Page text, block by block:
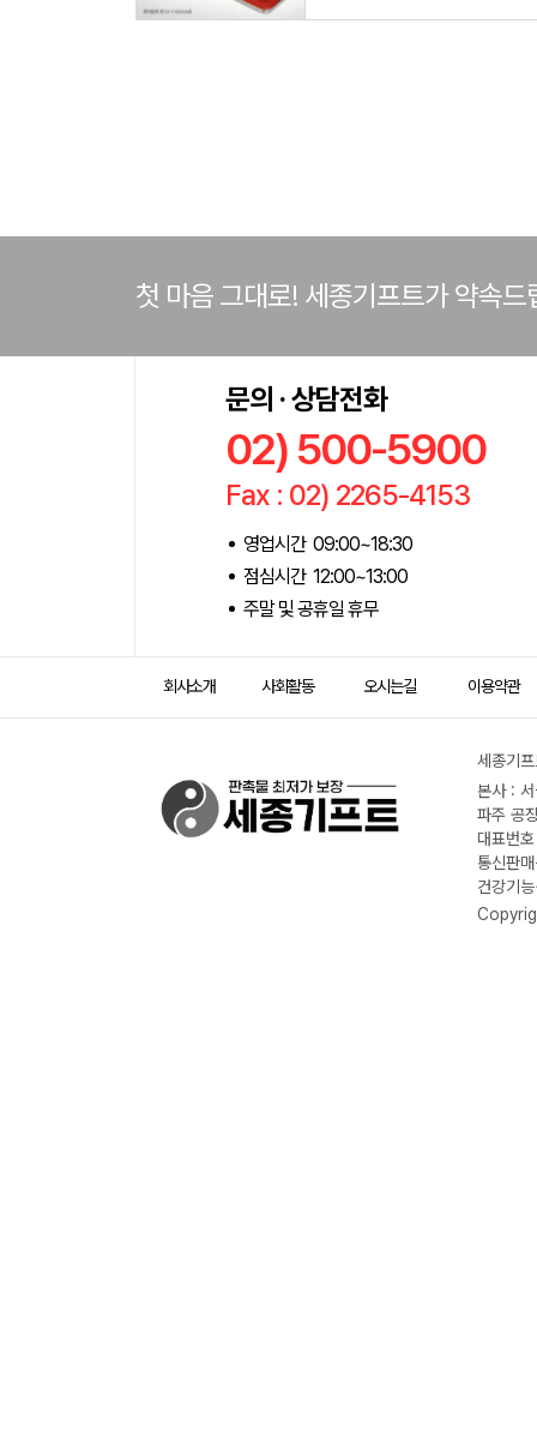
첫 마음 그대로! 세종기프트가 약속드
문의 · 상담전화
02) 500-5900
Fax : 02) 2265-4153
영업시간 09:00~18:30
점심시간 12:00~13:00
주말 및 공휴일 휴무
회사소개 사회활동 오시는길 이용약관
세종기
본사 :
파주 공
대표번
통신판
건강기